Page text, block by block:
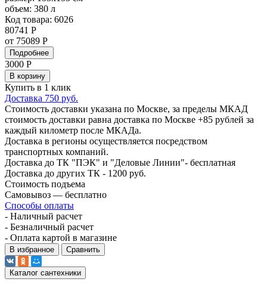
объем: 380 л
Код товара: 6026
80741 Р
от 75089 Р
Подробнее
3000 Р
В корзину
Купить в 1 клик
Доставка 750 руб.
Стоимость доставки указана по Москве, за пределы МКАД
стоимость доставки равна доставка по Москве +85 рублей за
каждый километр после МКАДа.
Доставка в регионы осуществляется посредством
транспортных компаний.
Доставка до ТК "ПЭК" и "Деловые Линии"- бесплатная
Доставка до других ТК - 1200 руб.
Стоимость подъема
Самовывоз — бесплатно
Способы оплаты
- Наличный расчет
- Безналичный расчет
- Оплата картой в магазине
В избранное Сравнить
Каталог сантехники